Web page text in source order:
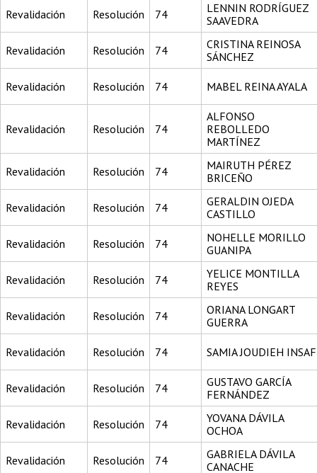
Revalidación Resolución 74
LENNIN RODRÍGUEZ
SAAVEDRA
Revalidación Resolución 74
CRISTINA REINOSA
SÁNCHEZ
Revalidación Resolución 74 MABEL REINA AYALA
Revalidación Resolución 74
ALFONSO
REBOLLEDO
MARTÍNEZ
Revalidación Resolución 74
MAIRUTH PÉREZ
BRICEÑO
Revalidación Resolución 74
GERALDIN OJEDA
CASTILLO
Revalidación Resolución 74
NOHELLE MORILLO
GUANIPA
Revalidación Resolución 74
YELICE MONTILLA
REYES
Revalidación Resolución 74
ORIANA LONGART
GUERRA
Revalidación Resolución 74 SAMIA JOUDIEH INSAF
Revalidación Resolución 74
GUSTAVO GARCÍA
FERNÁNDEZ
Revalidación Resolución 74
YOVANA DÁVILA
OCHOA
Revalidación Resolución 74
GABRIELA DÁVILA
CANACHE